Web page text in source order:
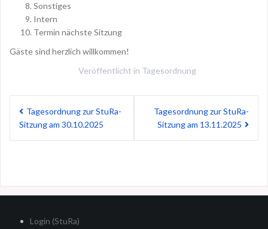
Sonstiges
Intern
Termin nächste Sitzung
Gäste sind herzlich willkommen!
Veröffentlicht in Tagesordnung
Beitragsnavigation
Tagesordnung zur StuRa-
Sitzung am 30.10.2025
Tagesordnung zur StuRa-
Sitzung am 13.11.2025
Login (StuRa)